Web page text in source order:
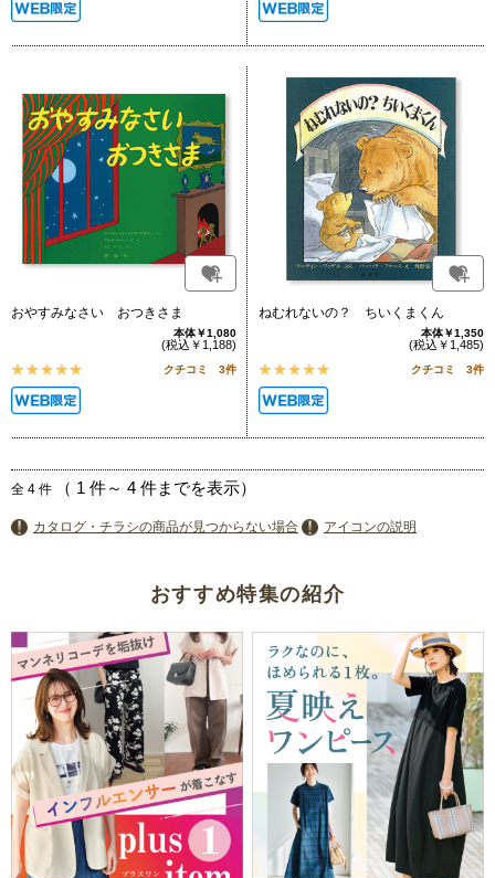
おやすみなさい おつきさま
本体￥1,080
(税込￥1,188)
クチコミ 3件
ねむれないの？ ちいくまくん
本体￥1,350
(税込￥1,485)
クチコミ 3件
全 4 件 （ 1 件～ 4 件までを表示）
カタログ・チラシの商品が見つからない場合 アイコンの説明
おすすめ特集の紹介